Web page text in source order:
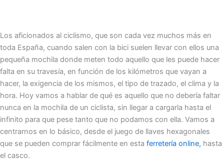
Los aficionados al ciclismo, que son cada vez muchos más en
toda España, cuando salen con la bici suelen llevar con ellos una
pequeña mochila donde meten todo aquello que les puede hacer
falta en su travesía, en función de los kilómetros que vayan a
hacer, la exigencia de los mismos, el tipo de trazado, el clima y la
hora. Hoy vamos a hablar de qué es aquello que no debería faltar
nunca en la mochila de un ciclista, sin llegar a cargarla hasta el
infinito para que pese tanto que no podamos con ella. Vamos a
centrarnos en lo básico, desde el juego de llaves hexagonales
que se pueden comprar fácilmente en esta ferretería online, hasta
el casco.